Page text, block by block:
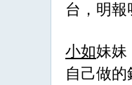
台，明報
小如妹妹
自己做